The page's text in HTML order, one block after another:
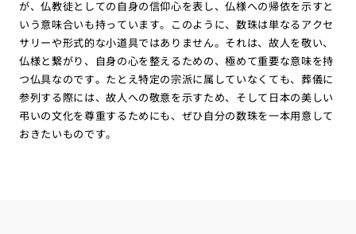
が、仏教徒としての自身の信仰心を表し、仏様への帰依を示すと
いう意味合いも持っています。このように、数珠は単なるアクセ
サリーや形式的な小道具ではありません。それは、故人を敬い、
仏様と繋がり、自身の心を整えるための、極めて重要な意味を持
つ仏具なのです。たとえ特定の宗派に属していなくても、葬儀に
参列する際には、故人への敬意を示すため、そして日本の美しい
弔いの文化を尊重するためにも、ぜひ自分の数珠を一本用意して
おきたいものです。